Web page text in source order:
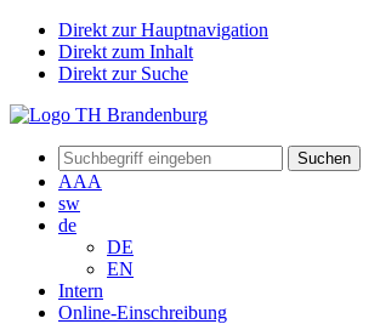
Direkt zur Hauptnavigation
Direkt zum Inhalt
Direkt zur Suche
Suchen
AAA
sw
de
DE
EN
Intern
Online-Einschreibung